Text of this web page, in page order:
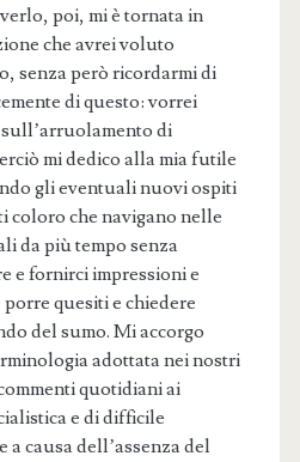
poi, mi è tornata in
che avrei voluto
senza però ricordarmi di
di questo: vorrei
di
mi dedico alla mia futile
gli eventuali nuovi ospiti
coloro che navigano nelle
da più tempo senza
e fornirci impressioni e
quesiti e chiedere
del sumo. Mi accorgo
adottata nei nostri
quotidiani ai
e di difficile
causa dell’assenza del